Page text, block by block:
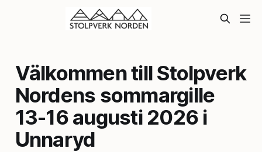
Välkommen till Stolpverk
Nordens sommargille
13-16 augusti 2026 i
Unnaryd